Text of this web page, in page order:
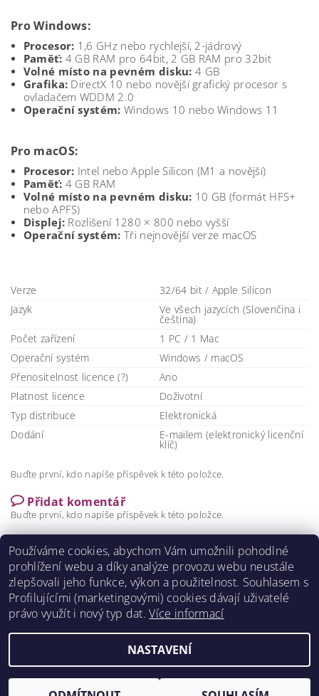
Pro Windows:
Procesor: 1,6 GHz nebo rychlejší, 2-jádrový
Paměť: 4 GB RAM pro 64bit, 2 GB RAM pro 32bit
Volné místo na pevném disku: 4 GB
Grafika: DirectX 10 nebo novější grafický procesor s
ovladačem WDDM 2.0
Operační systém: Windows 10 nebo Windows 11
Pro macOS:
Procesor: Intel nebo Apple Silicon (M1 a novější)
Paměť: 4 GB RAM
Volné místo na pevném disku: 10 GB (formát HFS+
nebo APFS)
Displej: Rozlišení 1280 × 800 nebo vyšší
Operační systém: Tři nejnovější verze macOS
Verze
32/64 bit / Apple Silicon
Jazyk
Ve všech jazycích (Slovenčina i
čeština)
Počet zařízení
1 PC / 1 Mac
Operační systém
Windows / macOS
Přenositelnost licence (?)
Ano
Platnost licence
Doživotní
Typ distribuce
Elektronická
Dodání
E-mailem (elektronický licenční
klíč)
Buďte první, kdo napíše příspěvek k této položce.
Přidat komentář
Buďte první, kdo napíše příspěvek k této položce.
Přidat hodnocení
2026 ©DigitalKey.cz, všechna práva vyhrazena
Používáme cookies, abychom Vám umožnili pohodlné
prohlížení webu a díky analýze provozu webu neustále
zlepšovali jeho funkce, výkon a použitelnost. Souhlasem s
Profilujícími (marketingovými) cookies dávají uživatelé
právo využít i nový typ dat. Více informací
NASTAVENÍ